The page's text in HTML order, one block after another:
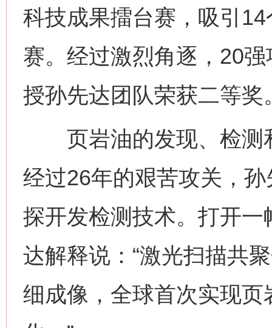
科技成果擂台赛，吸引
赛。经过激烈角逐，20
授孙先达团队荣获二等奖
页岩油的发现、检测
经过26年的艰苦攻关，
探开发检测技术。打开
达解释说：“激光扫描共
细成像，全球首次实现